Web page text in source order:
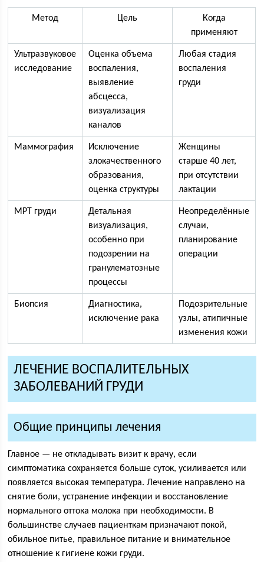
Метод Цель
Когда
применяют
Ультразвуковое
исследование
Оценка объема
воспаления,
выявление
абсцесса,
визуализация
каналов
Любая стадия
воспаления
груди
Маммография
Исключение
злокачественного
образования,
оценка структуры
Женщины
старше 40 лет,
при отсутствии
лактации
МРТ груди
Детальная
визуализация,
особенно при
подозрении на
гранулематозные
процессы
Неопределённые
случаи,
планирование
операции
Биопсия
Диагностика,
исключение рака
Подозрительные
узлы, атипичные
изменения кожи
ЛЕЧЕНИЕ ВОСПАЛИТЕЛЬНЫХ
ЗАБОЛЕВАНИЙ ГРУДИ
Общие принципы лечения
Главное — не откладывать визит к врачу, если
симптоматика сохраняется больше суток, усиливается или
появляется высокая температура. Лечение направлено на
снятие боли, устранение инфекции и восстановление
нормального оттока молока при необходимости. В
большинстве случаев пациенткам призначают покой,
обильное питье, правильное питание и внимательное
отношение к гигиене кожи груди.